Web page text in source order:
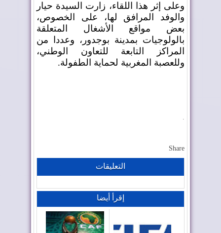
وعلى إثر هذا اللقاء، زارت السيدة حيار
والوفد المرافق لها، على الخصوص،
بعض مواقع الأشغال المتعلقة
بالولوجيات بمدينة بوجدور، وعددا من
المراكز التابعة للتعاون الوطني،
وللعصبة المغربية لحماية الطفولة.
.
Share
التعليقات
إقرأ أيضا